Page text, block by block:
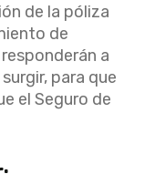
de la póliza
de
a
para que
el Seguro de